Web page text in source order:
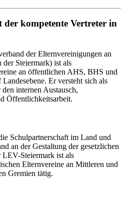
kompetente Vertreter in
der Elternvereinigungen an
der Steiermark) ist als
an öffentlichen AHS, BHS und
Er versteht sich als
internen Austausch,
Öffentlichkeitsarbeit.
Schulpartnerschaft im Land und
an der Gestaltung der gesetzlichen
Steiermark ist als
Elternvereine an Mittleren und
Gremien tätig.